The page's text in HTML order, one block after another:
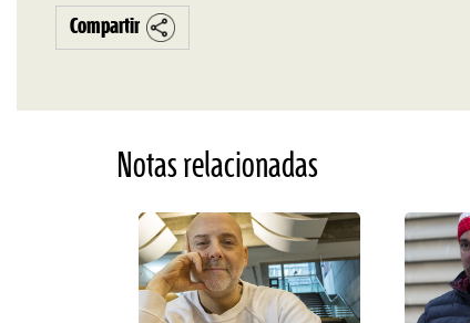
Compartir
Notas relacionadas